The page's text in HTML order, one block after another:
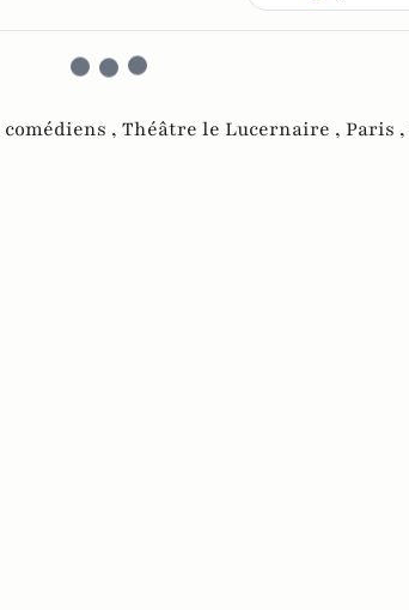
comédiens , Théâtre le Lucernaire , Paris ,